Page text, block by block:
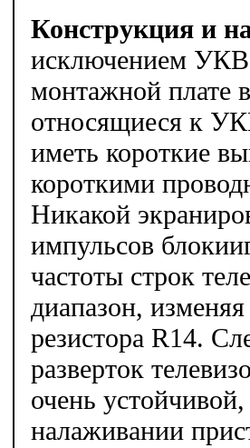
Конструкция и
исключением УКВ
монтажной плате
относящиеся к
иметь короткие
короткими
Никакой
импульсов
частоты строк
диапазон,
резистора R14.
разверток
очень
налаживании